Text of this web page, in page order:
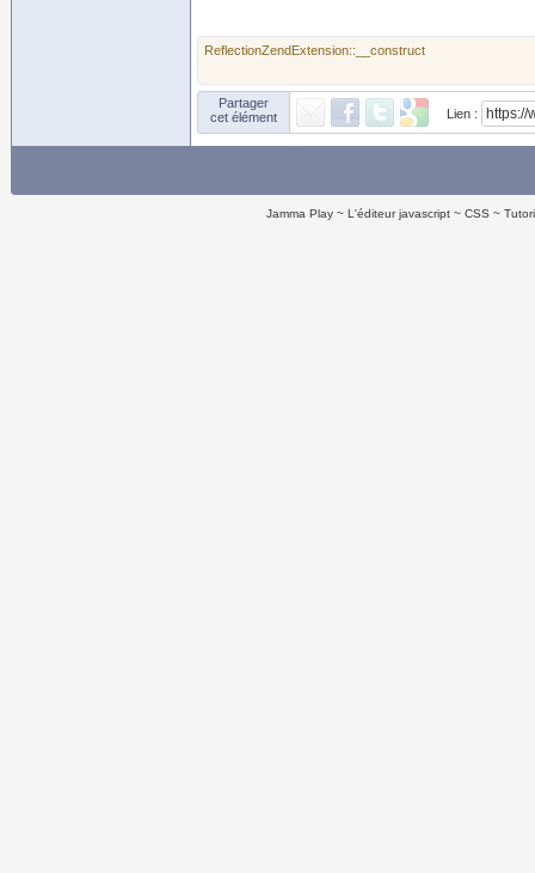
ReflectionZendExtension::__construct
Partager
cet élément
Lien :
Jamma Play L'éditeur javascript CSS